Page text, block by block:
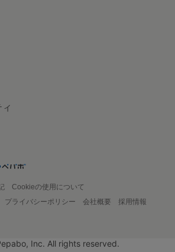
Cookieの使用について
プライバシーポリシー 会社概要
採用情報
Inc. All rights reserved.